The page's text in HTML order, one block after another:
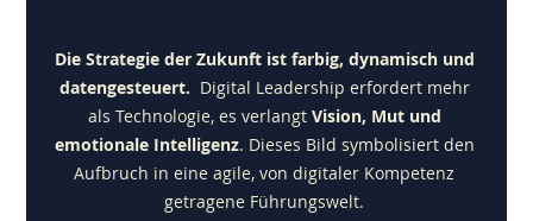
Die Strategie der Zukunft ist farbig, dynamisch und
datengesteuert. Digital Leadership erfordert mehr
als Technologie, es verlangt Vision, Mut und
emotionale Intelligenz. Dieses Bild symbolisiert den
Aufbruch in eine agile, von digitaler Kompetenz
getragene Führungswelt.